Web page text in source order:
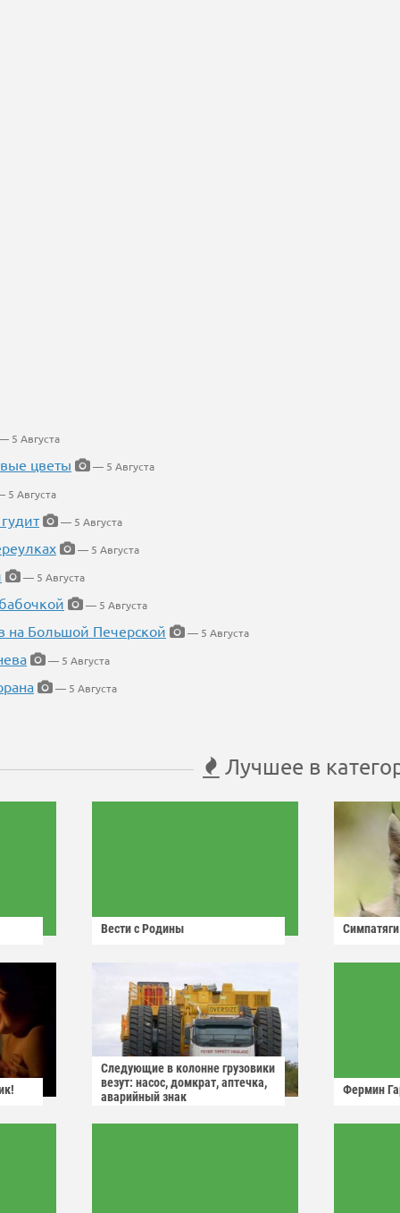
5 Августа
цветы
— 5 Августа
5 Августа
— 5 Августа
— 5 Августа
— 5 Августа
— 5 Августа
на Большой Печерской
— 5 Августа
— 5 Августа
— 5 Августа
Лучшее в
Вести с Родины Симпатяги
Следующие в колонне грузовики
везут: насос, домкрат, аптечка,
аварийный знак
Фермин